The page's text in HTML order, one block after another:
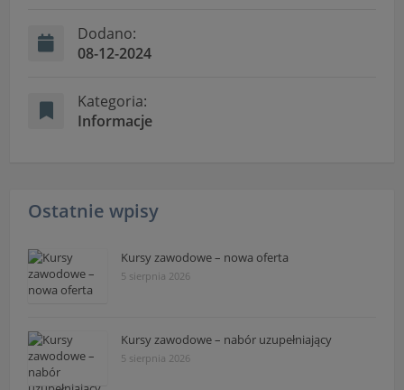
Dodano:
08-12-2024
Kategoria:
Informacje
Ostatnie wpisy
Kursy zawodowe – nowa oferta
5 sierpnia 2026
Kursy zawodowe – nabór uzupełniający
5 sierpnia 2026